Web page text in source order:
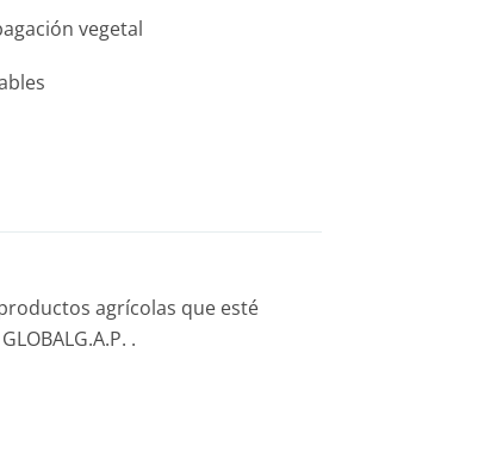
vegetal
agrícolas que esté
.